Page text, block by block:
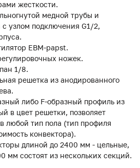
жесткости.
медной трубы и
узлом подключения G1/2,
EBM-papst.
ножек.
1/8.
решетка из анодированного
либо F-образный профиль из
в цвет решетки, позволяет
любой тип пола (тип профиля
конвектора).
длиной до 2400 мм - цельные,
мм состоят из нескольких секций.